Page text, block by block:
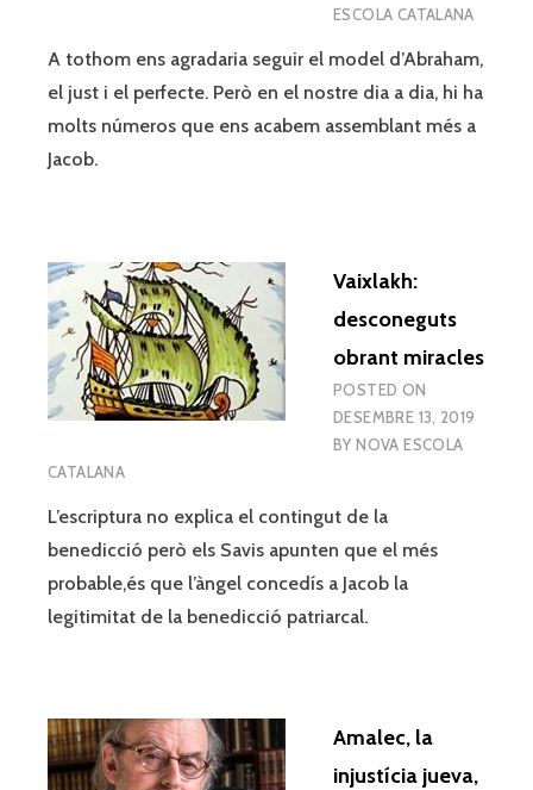
ESCOLA CATALANA
A tothom ens agradaria seguir el model d’Abraham,
el just i el perfecte. Però en el nostre dia a dia, hi ha
molts números que ens acabem assemblant més a
Jacob.
Vaixlakh:
desconeguts
obrant miracles
POSTED ON
DESEMBRE 13, 2019
BYNOVA ESCOLA
CATALANA
L’escriptura no explica el contingut de la
benedicció però els Savis apunten que el més
probable,és que l’àngel concedís a Jacob la
legitimitat de la benedicció patriarcal.
Amalec, la
injustícia jueva,